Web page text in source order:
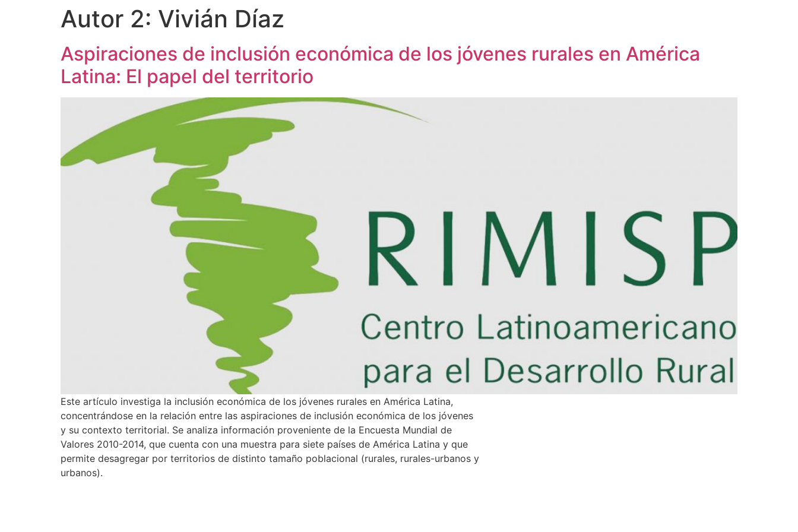
Autor 2: Vivián Díaz
Aspiraciones de inclusión económica de los jóvenes rurales en América
Latina: El papel del territorio
Este artículo investiga la inclusión económica de los jóvenes rurales en América Latina,
concentrándose en la relación entre las aspiraciones de inclusión económica de los jóvenes
y su contexto territorial. Se analiza información proveniente de la Encuesta Mundial de
Valores 2010-2014, que cuenta con una muestra para siete países de América Latina y que
permite desagregar por territorios de distinto tamaño poblacional (rurales, rurales-urbanos y
urbanos).